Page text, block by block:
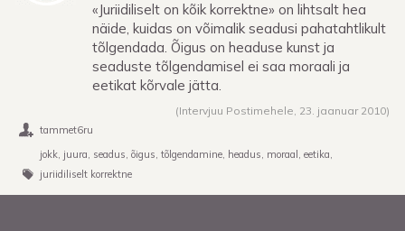
«Juriidiliselt on kõik korrektne» on lihtsalt hea
näide, kuidas on võimalik seadusi pahatahtlikult
tõlgendada. Õigus on headuse kunst ja
seaduste tõlgendamisel ei saa moraali ja
eetikat kõrvale jätta.
(Intervjuu Postimehele, 23. jaanuar 2010)
tammet6ru
jokk juura seadus õigus tõlgendamine headus moraal
eetika
juriidiliselt korrektne